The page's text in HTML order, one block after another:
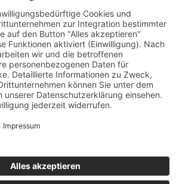
Westenergie: Böddeling übernimmt
Dialog, Infrastruktur und
FC St. Pauli und
erste weltweite Anlage
teilnehmen
mit einheitlichen Kriterien
wichtig. Die Ergebnisse werden
und Auswertung auf